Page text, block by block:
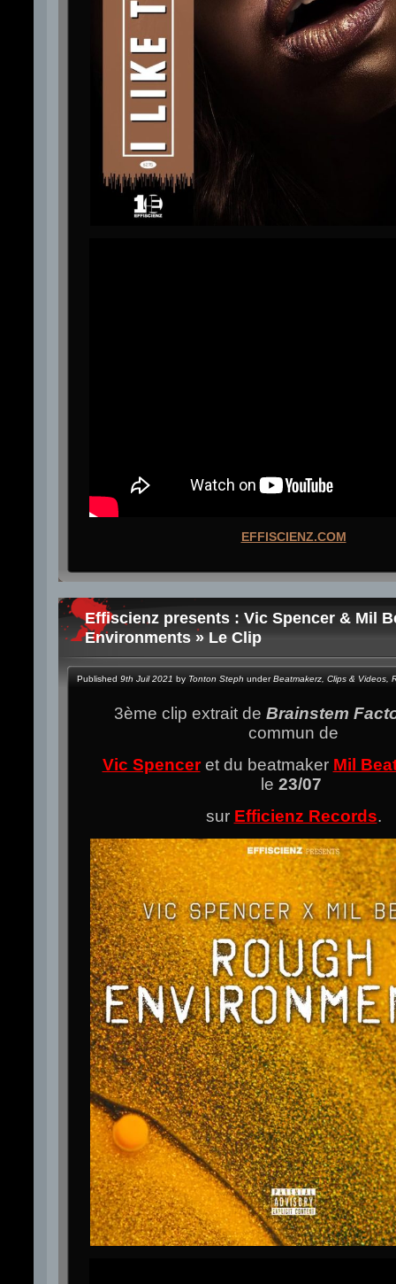
EFFISCIENZ.COM
Effiscienz presents : Vic Spencer & Mil
Environments » Le Clip
Published 9th Juil 2021 by Tonton Steph underBeatmakerz Clips & Videos
3ème clip extrait de Brainstem
commun de
Vic Spenceret du beatmaker Mil
le 23/07
sur Efficienz Records.